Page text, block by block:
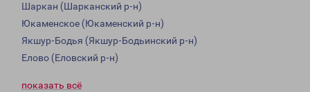
Шаркан (Шарканский р-н)
Юкаменское (Юкаменский р-н)
Якшур-Бодья (Якшур-Бодьинский р-н)
Елово (Еловский р-н)
показать всё